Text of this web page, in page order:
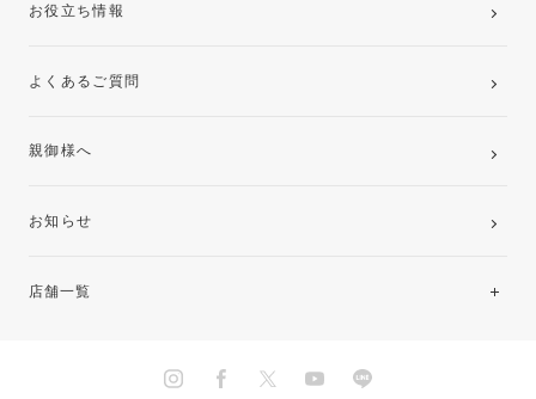
お役立ち情報
よくあるご質問
親御様へ
お知らせ
店舗一覧